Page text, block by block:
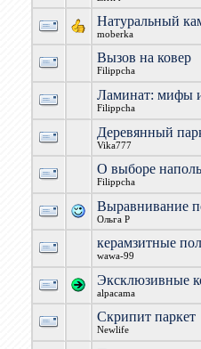
Натуральный
moberka
Вызов на ковер
Filippcha
Ламинат: мифы
Filippcha
Деревянный
Vika777
О выборе
Filippcha
Выравнивание
Ольга Р
керамзитные
wawa-99
Эксклюзивные
alpacama
Скрипит паркет
Newlife